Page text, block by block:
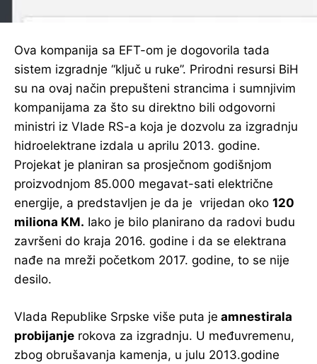
Ova kompanija sa EFT-om je dogovorila tada
sistem izgradnje “ključ u ruke”. Prirodni resursi BiH
su na ovaj način prepušteni strancima i sumnjivim
kompanijama za što su direktno bili odgovorni
ministri iz Vlade RS-a koja je dozvolu za izgradnju
hidroelektrane izdala u aprilu 2013. godine.
Projekat je planiran sa prosječnom godišnjom
proizvodnjom 85.000 megavat-sati električne
energije, a predstavljen je da je vrijedan oko 120
miliona KM. Iako je bilo planirano da radovi budu
završeni do kraja 2016. godine i da se elektrana
nađe na mreži početkom 2017. godine, to se nije
desilo.
Vlada Republike Srpske više puta je amnestirala
probijanje rokova za izgradnju. U međuvremenu,
zbog obrušavanja kamenja, u julu 2013.godine